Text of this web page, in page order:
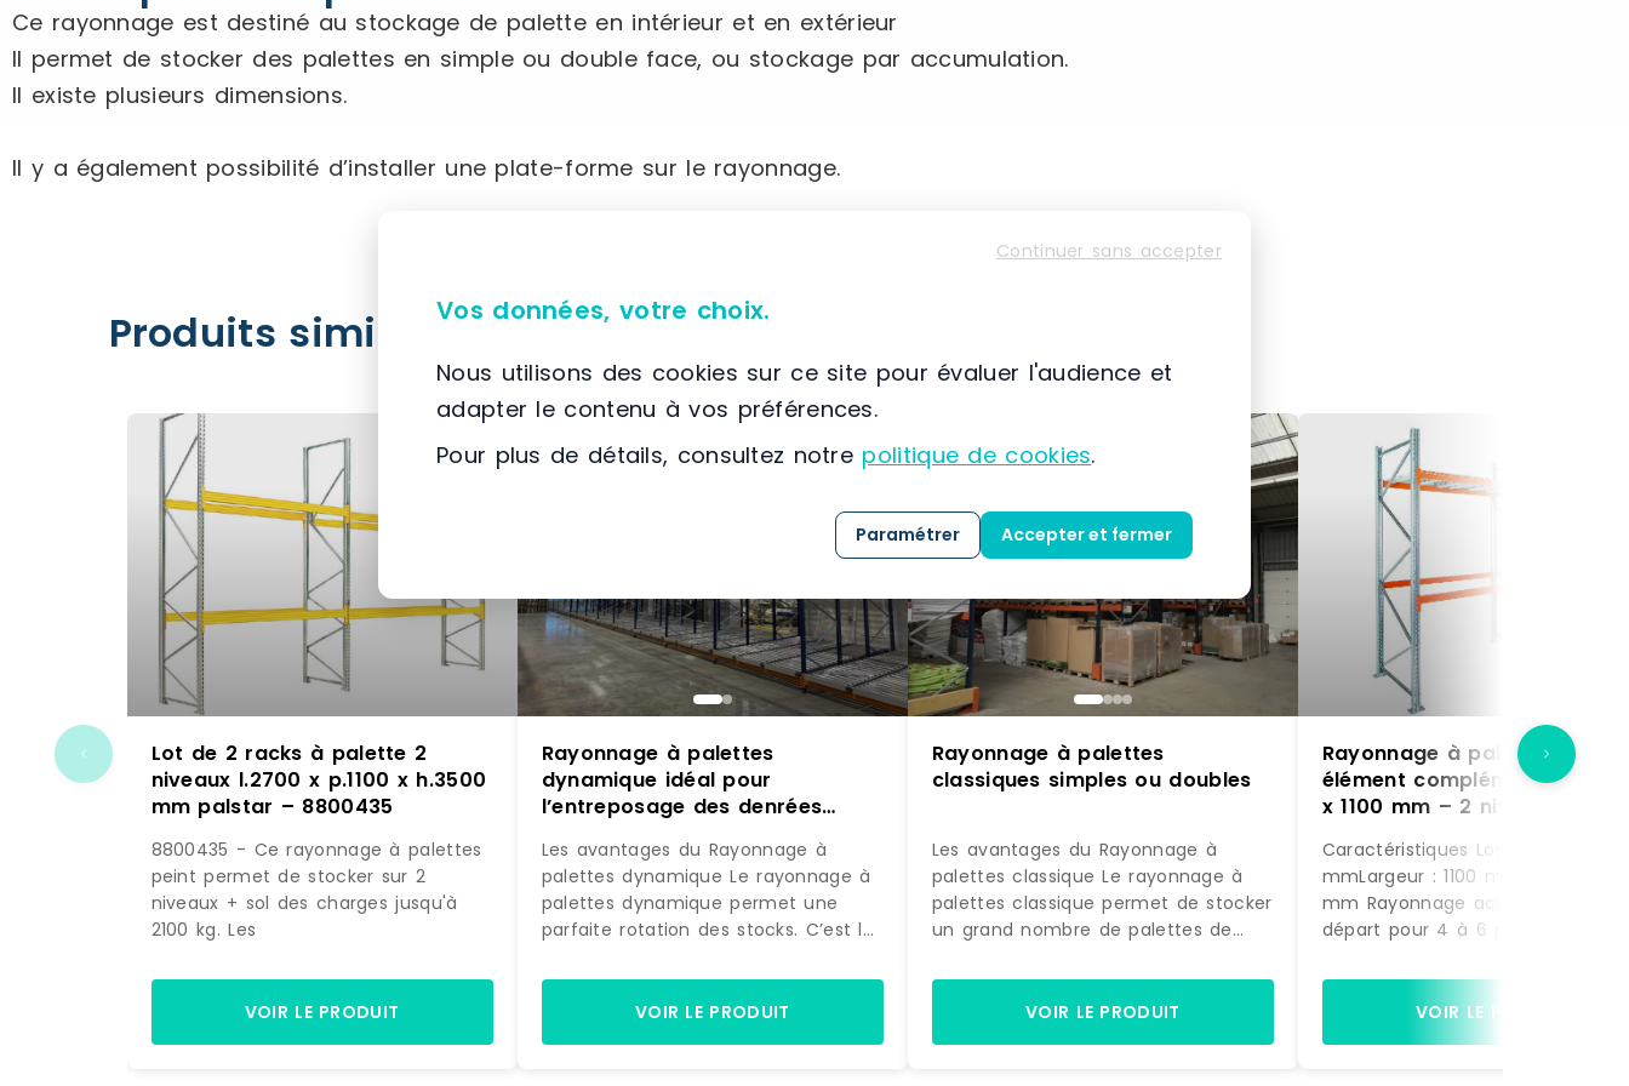
Ce rayonnage est destiné au stockage de palette en intérieur et en extérieur
Il permet de stocker des palettes en simple ou double face, ou stockage par accumulation.
Il existe plusieurs dimensions.
Il y a également possibilité d’installer une plate-forme sur le rayonnage.
Produits similaires
Lot de 2 racks à palette 2
niveaux l.2700 x p.1100 x h.3500
mm palstar – 8800435
8800435 - Ce rayonnage à palettes
peint permet de stocker sur 2
niveaux + sol des charges jusqu'à
2100 kg. Les
VOIR LE PRODUIT
Rayonnage à palettes
dynamique idéal pour
l’entreposage des denrées
marchandises
Les avantages du Rayonnage à
palettes dynamique Le rayonnage à
palettes dynamique permet une
parfaite rotation des stocks. C’est le
ceux qui entreposent des denrées
périssables (secteur de l’agro-
alimentaire) ou des marchandises
VOIR LE PRODUIT
Rayonnage à palettes
classiques simples ou doubles
Les avantages du Rayonnage à
palettes classique Le rayonnage à
palettes classique permet de stocker
un grand nombre de palettes de
système classique se compose
généralement de rayonnages
simples ou doubles. L’accès aux
VOIR LE PRODUIT
Rayonnage à palettes –
élément complémentaire –
x 1100 mm – 2 niveaux –
Caractéristiques Longueur : 2225
mmLargeur : 1100 mmHauteur :
mm Rayonnage acier élément de
départ pour 4 à 6 palettes sur 2
mmCertifiés conformes selon les
normes EN15512, EN15635, EN15620
EN15629 afin de vous garantir une
VOIR LE PRODUIT
Continuer sans accepter
Vos données, votre choix.
Nous utilisons des cookies sur ce site pour évaluer l'audience et
adapter le contenu à vos préférences.
Pour plus de détails, consultez notre politique de cookies.
Paramétrer Accepter et fermer